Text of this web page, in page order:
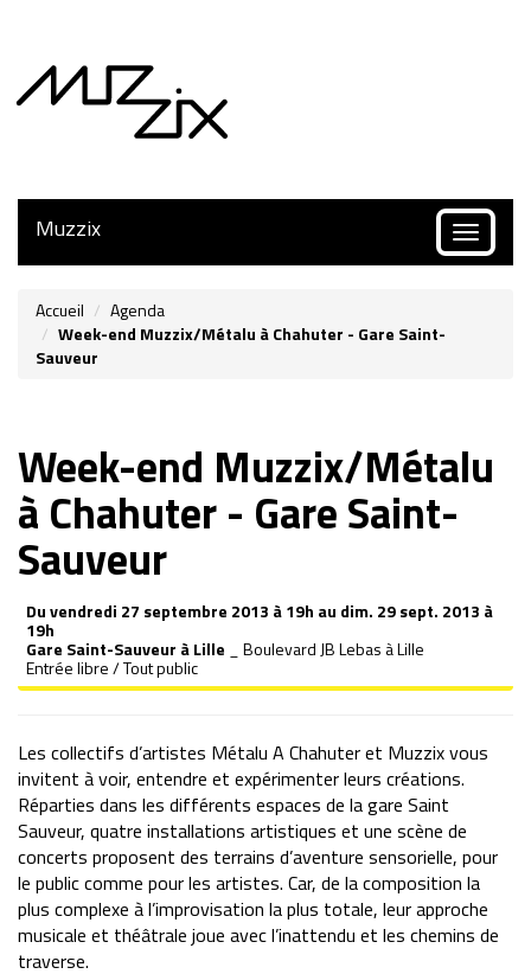
Toggle
Muzzix
Accueil
Agenda
Week-end Muzzix/Métalu à Chahuter - Gare Saint-
Sauveur
Week-end Muzzix/Métalu
à Chahuter - Gare Saint-
Sauveur
Du vendredi 27 septembre 2013 à 19h au dim. 29 sept. 2013 à
19h
Gare Saint-Sauveur à Lille _ Boulevard JB Lebas à Lille
Entrée libre / Tout public
Les collectifs d’artistes Métalu A Chahuter et Muzzix vous
invitent à voir, entendre et expérimenter leurs créations.
Réparties dans les différents espaces de la gare Saint
Sauveur, quatre installations artistiques et une scène de
concerts proposent des terrains d’aventure sensorielle, pour
le public comme pour les artistes. Car, de la composition la
plus complexe à l’improvisation la plus totale, leur approche
musicale et théâtrale joue avec l’inattendu et les chemins de
traverse.